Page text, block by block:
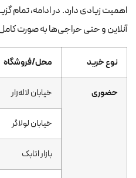
اهمیت زیادی دارد. در ادامه، تمام
آنلاین و حتی حراجی‌ها به صورت
نوع خرید محل/فروشگاه
حضوری خیابان لاله‌زار
خیابان لولاگر
بازار اتابک